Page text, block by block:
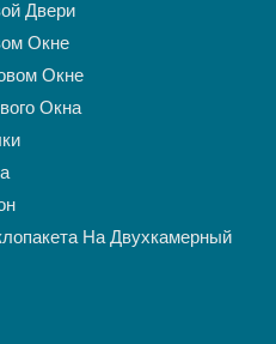
Двери
Окне
Окне
Окна
На Двухкамерный